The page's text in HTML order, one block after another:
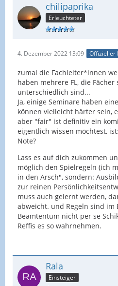
chilipaprika
Erleuchteter
4. Dezember 2022 13:09 Offizieller
zumal die Fachleiter*innen
haben mehrere FL, die Fächer
unterschiedlich sind...
Ja, einige Seminare haben
können vielleicht härter sein,
aber "fair" ist definitiv ein
eigentlich wissen möchtest,
Note?
Lass es auf dich zukommen
möglich den Spielregeln (ich
in den Arsch", sondern:
zur reinen
muss auch gelernt werden,
abweicht. und Regeln sind im
Beamtentum nicht per se
Reffis es so wahrnehmen.
Rala
Einsteiger